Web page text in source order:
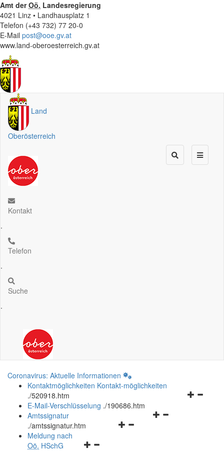
Amt derOö. Landesregierung
4021 Linz • Landhausplatz 1
Telefon (+43 732) 77 20-0
E-Mail post@ooe.gv.at
www.land-oberoesterreich.gv.at
Land
Oberösterreich
Kontakt
.
Telefon
.
Suche
.
Coronavirus: Aktuelle Informationen
Kontaktmöglichkeiten Kontakt-möglichkeiten
./520918.htm
Navigationsmenü
E-Mail-Verschlüsselung ./190686.htm
Navigationsmenü
Amtssignatur
./amtssignatur.htm
Navigationsmenü
Meldung nach
Oö. HSchG